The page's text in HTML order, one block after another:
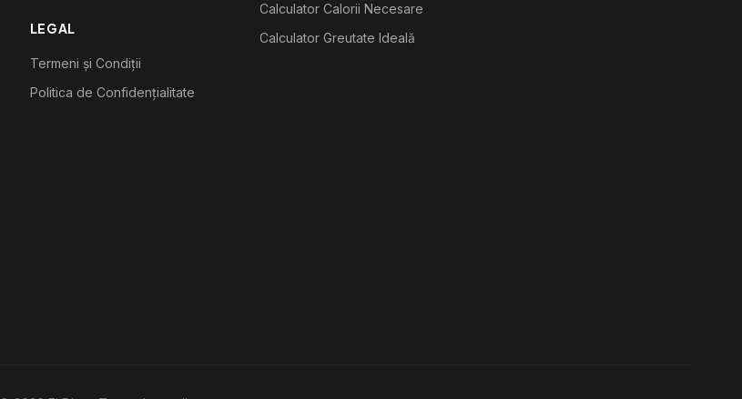
LEGAL
Termeni și Condiții
Politica de Confidențialitate
Calculator Calorii Necesare
Calculator Greutate Ideală